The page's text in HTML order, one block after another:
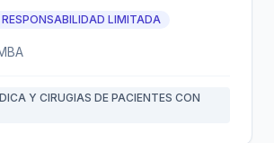
LIMITADA
Y CIRUGIAS DE PACIENTES CON